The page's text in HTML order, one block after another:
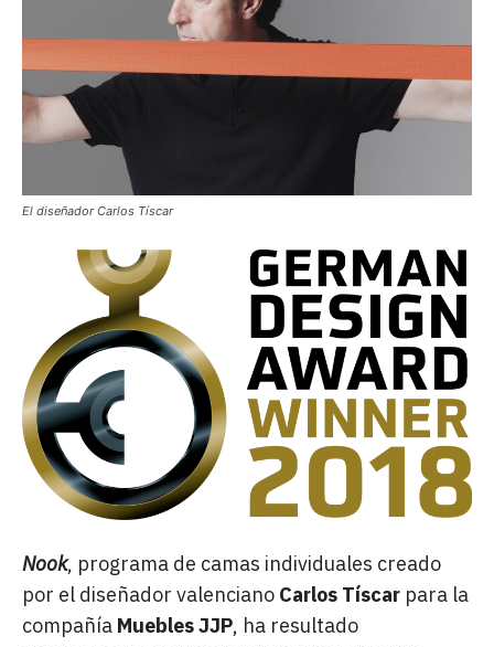
El diseñador Carlos Tíscar
Nook, programa de camas individuales creado
por el diseñador valenciano Carlos Tíscar para la
compañía Muebles JJP, ha resultado